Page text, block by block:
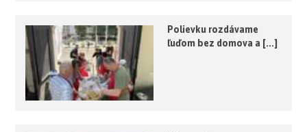
Polievku rozdávame
ľuďom bez domova a [...]